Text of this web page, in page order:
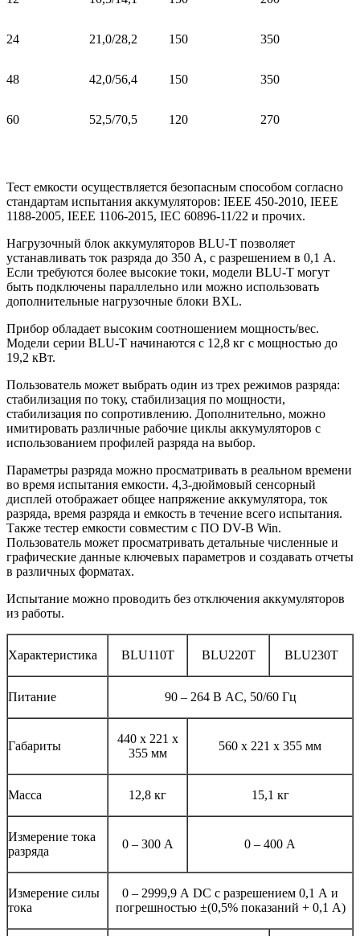
24 21,0/28,2 150 350
48 42,0/56,4 150 350
60 52,5/70,5 120 270
Тест емкости осуществляется безопасным способом согласно
стандартам испытания аккумуляторов: IEEE 450-2010, IEEE
1188-2005, IEEE 1106-2015, IEC 60896-11/22 и прочих.
Нагрузочный блок аккумуляторов BLU-T позволяет
устанавливать ток разряда до 350 А, с разрешением в 0,1 А.
Если требуются более высокие токи, модели BLU-T могут
быть подключены параллельно или можно использовать
дополнительные нагрузочные блоки BXL.
Прибор обладает высоким соотношением мощность/вес.
Модели серии BLU-T начинаются с 12,8 кг с мощностью до
19,2 кВт.
Пользователь может выбрать один из трех режимов разряда:
стабилизация по току, стабилизация по мощности,
стабилизация по сопротивлению. Дополнительно, можно
имитировать различные рабочие циклы аккумуляторов с
использованием профилей разряда на выбор.
Параметры разряда можно просматривать в реальном времени
во время испытания емкости. 4,3-дюймовый сенсорный
дисплей отображает общее напряжение аккумулятора, ток
разряда, время разряда и емкость в течение всего испытания.
Также тестер емкости совместим с ПО DV-B Win.
Пользователь может просматривать детальные численные и
графические данные ключевых параметров и создавать отчеты
в различных форматах.
Испытание можно проводить без отключения аккумуляторов
из работы.
Характеристика BLU110T BLU220T BLU230T
Питание 90 – 264 В AC, 50/60 Гц
Габариты
440 х 221 х
355 мм
560 х 221 х 355 мм
Масса 12,8 кг 15,1 кг
Измерение тока
разряда
0 – 300 А 0 – 400 А
Измерение силы
тока
0 – 2999,9 А DC с разрешением 0,1 А и
погрешностью ±(0,5% показаний + 0,1 А)